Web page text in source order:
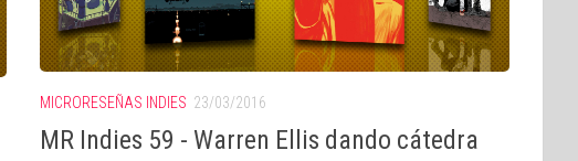
MICRORESEÑAS INDIES 23/03/2016
MR Indies 59 - Warren Ellis dando cátedra